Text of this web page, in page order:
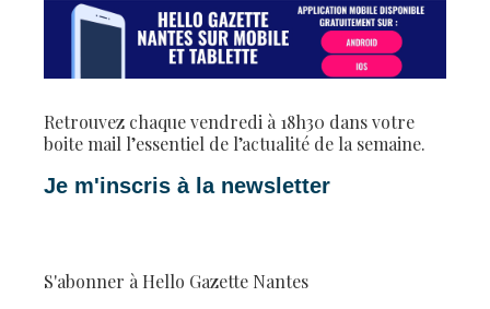
Retrouvez chaque vendredi à 18h30 dans votre
boite mail l’essentiel de l’actualité de la semaine.
Je m'inscris à la newsletter
S'abonner à Hello Gazette Nantes